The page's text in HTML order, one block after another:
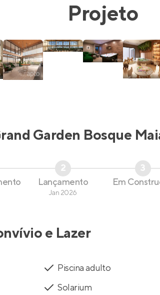
Projeto
Garden Bosque
2
Lançamento
Jan 2026
3
Em
e Lazer
Piscina adulto
Solarium